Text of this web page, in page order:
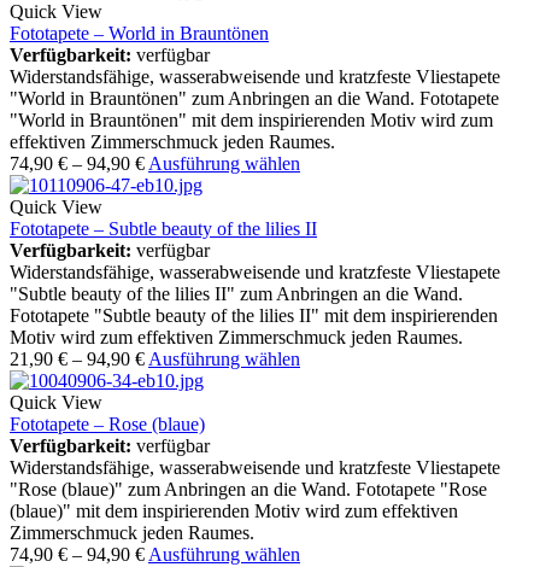
Quick View
Fototapete – World in Brauntönen
Verfügbarkeit: verfügbar
Widerstandsfähige, wasserabweisende und kratzfeste Vliestapete
"World in Brauntönen" zum Anbringen an die Wand. Fototapete
"World in Brauntönen" mit dem inspirierenden Motiv wird zum
effektiven Zimmerschmuck jeden Raumes.
74,90 € – 94,90 € Ausführung wählen
Quick View
Fototapete – Subtle beauty of the lilies II
Verfügbarkeit: verfügbar
Widerstandsfähige, wasserabweisende und kratzfeste Vliestapete
"Subtle beauty of the lilies II" zum Anbringen an die Wand.
Fototapete "Subtle beauty of the lilies II" mit dem inspirierenden
Motiv wird zum effektiven Zimmerschmuck jeden Raumes.
21,90 € – 94,90 € Ausführung wählen
Quick View
Fototapete – Rose (blaue)
Verfügbarkeit: verfügbar
Widerstandsfähige, wasserabweisende und kratzfeste Vliestapete
"Rose (blaue)" zum Anbringen an die Wand. Fototapete "Rose
(blaue)" mit dem inspirierenden Motiv wird zum effektiven
Zimmerschmuck jeden Raumes.
74,90 € – 94,90 € Ausführung wählen